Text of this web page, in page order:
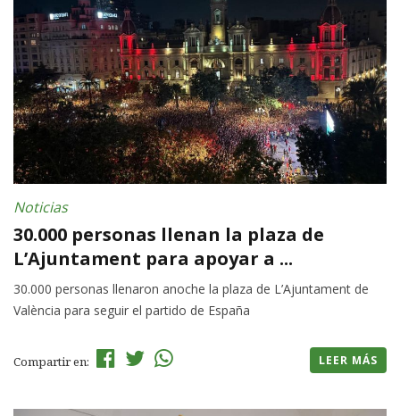
Noticias
30.000 personas llenan la plaza de
L’Ajuntament para apoyar a ...
30.000 personas llenaron anoche la plaza de L’Ajuntament de
València para seguir el partido de España
Compartir en: LEER MÁS